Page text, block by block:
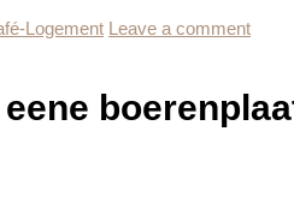
Logement Leave a comment